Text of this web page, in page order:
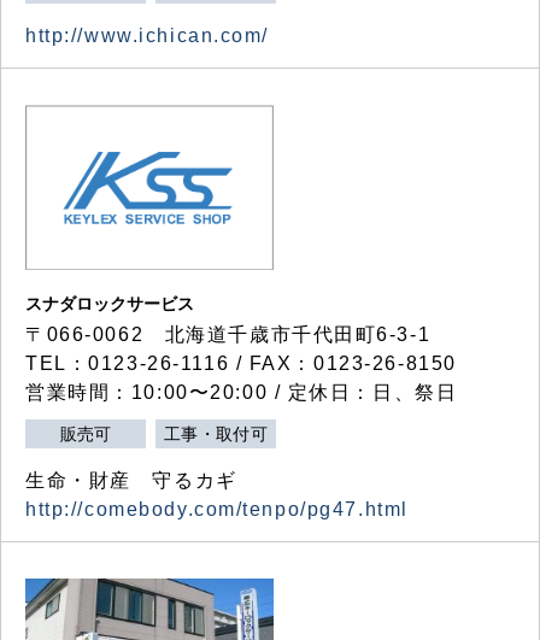
http://www.ichican.com/
スナダロックサービス
〒066-0062 北海道千歳市千代田町6-3-1
TEL：0123-26-1116 / FAX：0123-26-8150
営業時間：10:00〜20:00 / 定休日：日、祭日
販売可 工事・取付可
生命・財産 守るカギ
http://comebody.com/tenpo/pg47.html